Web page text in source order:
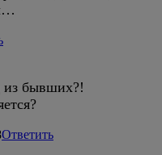
из бывших?!
Ответить